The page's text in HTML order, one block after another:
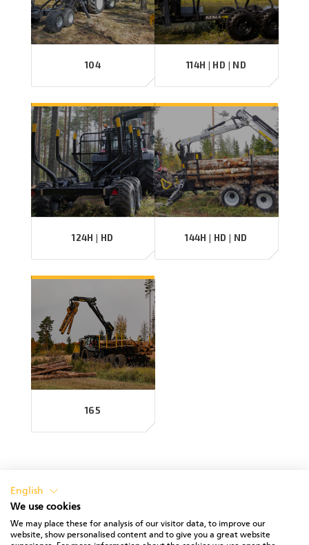
104 114H | HD | ND
124H | HD 144H | HD | ND
165
English
We use cookies
We may place these for analysis of our visitor data, to improve our
website, show personalised content and to give you a great website